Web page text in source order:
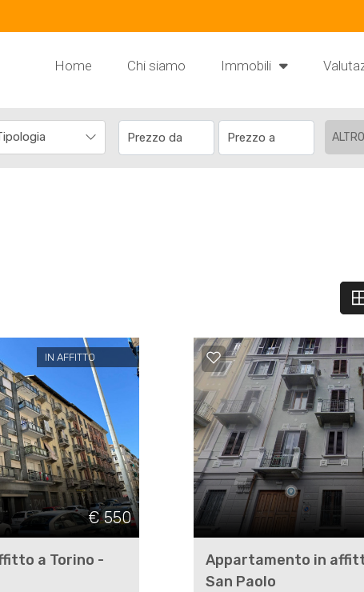
Home Chi siamo Immobili
ALTRO
IN AFFITTO
€ 550
a Torino -
Appartamento in
San Paolo